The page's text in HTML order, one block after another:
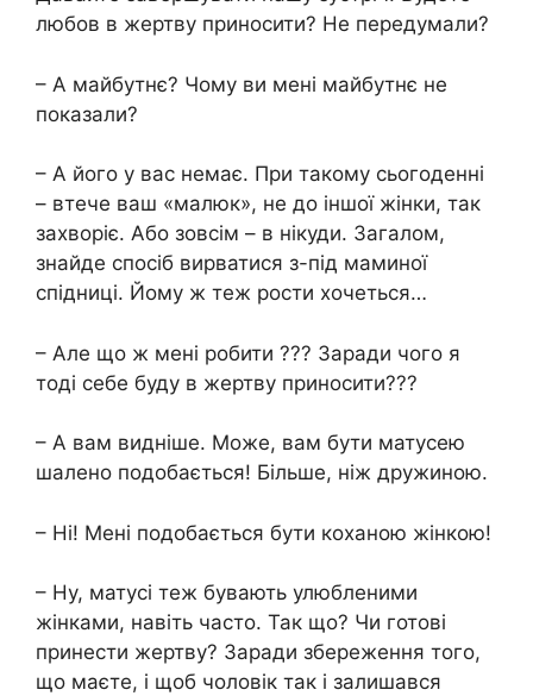
любов в жертву приносити? Не передумали?
– А майбутнє? Чому ви мені майбутнє не
показали?
– А його у вас немає. При такому сьогоденні
– втече ваш «малюк», не до іншої жінки, так
захворіє. Або зовсім – в нікуди. Загалом,
знайде спосіб вирватися з-під маминої
спідниці. Йому ж теж рости хочеться…
– Але що ж мені робити ??? Заради чого я
тоді себе буду в жертву приносити???
– А вам видніше. Може, вам бути матусею
шалено подобається! Більше, ніж дружиною.
– Ні! Мені подобається бути коханою жінкою!
– Ну, матусі теж бувають улюбленими
жінками, навіть часто. Так що? Чи готові
принести жертву? Заради збереження того,
що маєте, і щоб чоловік так і залишався